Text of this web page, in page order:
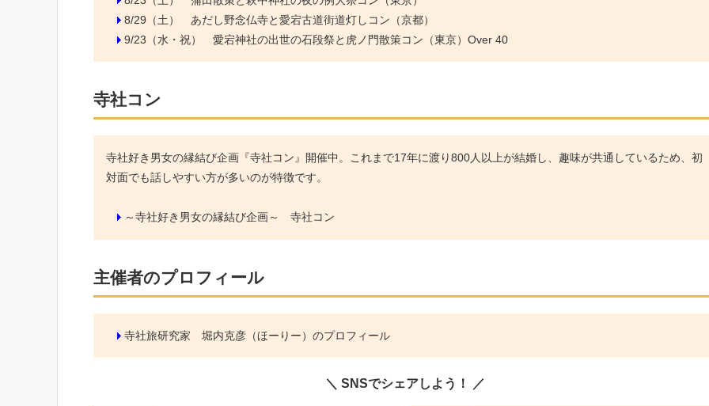
8/29（土） あだし野念仏寺と愛宕古道街道灯しコン（京都）
9/23（水・祝） 愛宕神社の出世の石段祭と虎ノ門散策コン（東京）Over 40
寺社コン
寺社好き男女の縁結び企画『寺社コン』開催中。これまで17年に渡り800人以上が結婚し、趣味が共通しているため、初
対面でも話しやすい方が多いのが特徴です。
～寺社好き男女の縁結び企画～ 寺社コン
主催者のプロフィール
寺社旅研究家 堀内克彦（ほーりー）のプロフィール
＼ SNSでシェアしよう！ ／